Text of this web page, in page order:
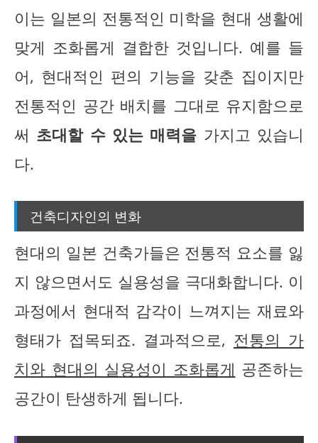
이는 일본의 전통적인 미학을 현대 생활에
맞게 조화롭게 결합한 것입니다. 예를 들
어, 현대적인 편의 기능을 갖춘 집이지만
전통적인 공간 배치를 그대로 유지함으로
써 초대할 수 있는 매력을 가지고 있습니
다.
건축디자인의 변화
현대의 일본 건축가들은 전통적 요소를 잃
지 않으면서도 실용성을 극대화합니다. 이
과정에서 현대적 감각이 느껴지는 재료와
형태가 접목되죠. 결과적으로, 전통의 가
치와 현대의 실용성이 조화롭게 공존하는
공간이 탄생하게 됩니다.